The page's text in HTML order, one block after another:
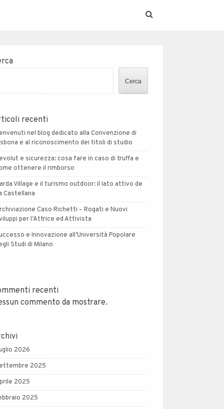
Cerca
recenti
nel blog dedicato alla Convenzione di
e al riconoscimento dei titoli di studio
e sicurezza: cosa fare in caso di truffa e
ottenere il rimborso
Village e il turismo outdoor: il lato attivo de
Castellana
Caso Richetti – Rogati e Nuovi
per l’Attrice ed Attivista
e Innovazione all’Università Popolare
Studi di Milano
recenti
commento da mostrare.
2026
2025
2025
2025